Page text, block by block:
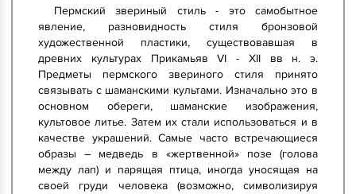
Пермский звериный стиль - это самобытное
явление, разновидность стиля бронзовой
художественной пластики, существовавшая в
древних культурах Прикамьяв VI - XII вв н. э.
Предметы пермского звериного стиля принято
связывать с шаманскими культами. Изначально это в
основном обереги, шаманские изображения,
культовое литье. Затем их стали использоваться и в
качестве украшений. Самые часто встречающиеся
образы – медведь в «жертвенной» позе (голова
между лап) и парящая птица, иногда уносящая на
своей груди человека (возможно, символизируя